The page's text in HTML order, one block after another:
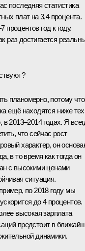
последняя статистика
плат на 3,4 процента.
год к году.
раз достигается
планомерно, потому что
ещё находятся ниже тех
2013–2014 годах. Я
что сейчас рост
характер, он
в то время как тогда он
с высокими ценами
ситуация.
по 2018 году мы
до 4 процентов.
высокая зарплата
предстоит в
динамики.